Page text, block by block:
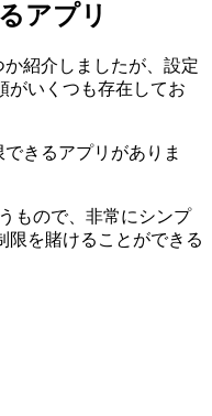
アプリ
紹介しましたが、設定
がいくつも存在してお
きるアプリがありま
もので、非常にシンプ
限を賭けることができる